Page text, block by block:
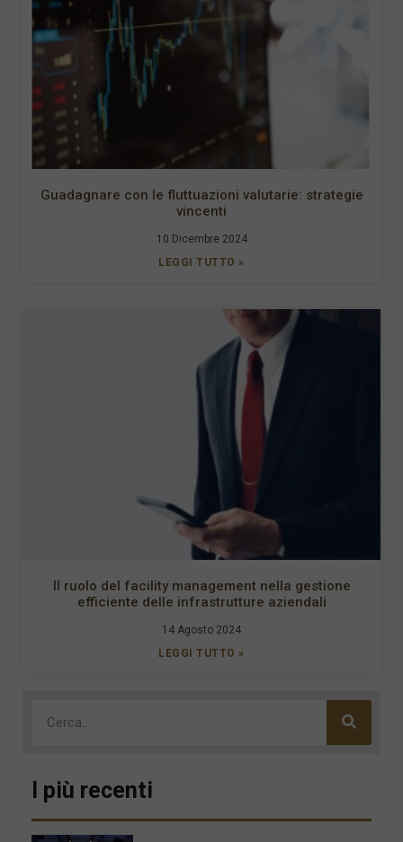
Guadagnare con le fluttuazioni valutarie: strategie
vincenti
10 Dicembre 2024
LEGGI TUTTO »
Il ruolo del facility management nella gestione
efficiente delle infrastrutture aziendali
14 Agosto 2024
LEGGI TUTTO »
I più recenti